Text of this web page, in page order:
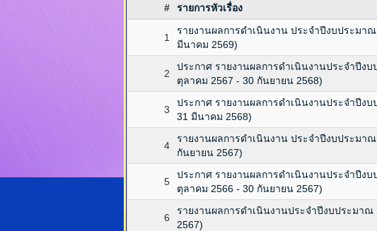
# รายการหัวเรื่อง
1
รายงานผลการดำเนินงาน ประจำปีงบประมา
มีนาคม 2569)
2
ประกาศ รายงานผลการดำเนินงานประจำปีง
ตุลาคม 2567 - 30 กันยายน 2568)
3
ประกาศ รายงานผลการดำเนินงานประจำปีง
31 มีนาคม 2568)
4
รายงานผลการดำเนินงาน ประจำปีงบประมา
กันยายน 2567)
5
ประกาศ รายงานผลการดำเนินงานประจำปีง
ตุลาคม 2566 - 30 กันยายน 2567)
6
รายงานผลการดำเนินงานประจำปีงบประมาณ
2567)